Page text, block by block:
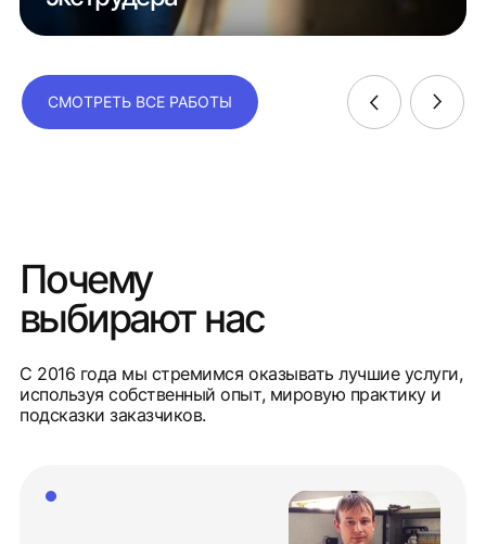
СМОТРЕТЬ ВСЕ РАБОТЫ
Почему
выбирают нас
С 2016 года мы стремимся оказывать лучшие услуги,
используя собственный опыт, мировую практику и
подсказки заказчиков.